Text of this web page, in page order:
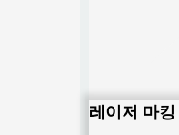
레이저 마킹